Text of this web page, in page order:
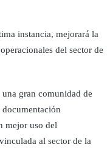
instancia, mejorará la
del sector de
gran comunidad de
documentación
mejor uso del
al sector de la